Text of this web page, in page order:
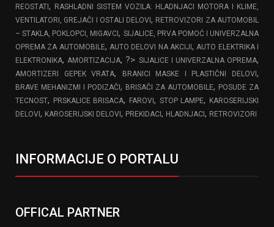
REOSTATI ,
RASHLADNI SISTEM VOZILA: HLADNJACI MOTORA I KLIME,
VENTILATORI, GREJAČI I OSTALI DELOVI, RETROVIZORI ZA AUTOMOBIL
– STAKLA, POKLOPCI, MIGAVCI, SIJALICE, PRVA POMOĆ I UNIVERZALNA
OPREMA ZA AUTOMOBILE,AUTO DELOVI NA AKCIJI,AUTO ELEKTRIKA I
ELEKTRONIKA,AMORTIZACIJA, ?> SIJALICE I UNIVERZALNA OPREMA,
AMORTIZERI GEPEK VRATA, BRANICI MASKE I PLASTIČNI DELOVI,
BRAVE MEHANIZMI I PODIZAČI , BRISAČI ZA AUTOMOBILE, POSUDE ZA
TECNOST, PRSKALICE BRISACA, FAROVI, STOP LAMPE,
KAROSERIJSKI
DELOVI , KAROSERIJSKI DELOVI , PREKIDACI , HLADNJACI , RETROVIZORI
INFORMACIJE O PORTALU
OFFICAL PARTNER